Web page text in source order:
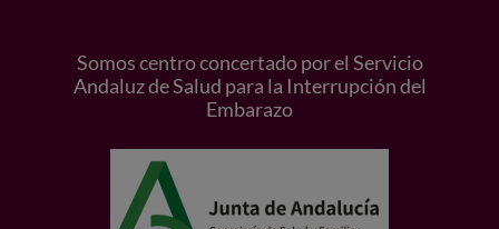
Somos centro concertado por el Servicio
Andaluz de Salud para la Interrupción del
Embarazo